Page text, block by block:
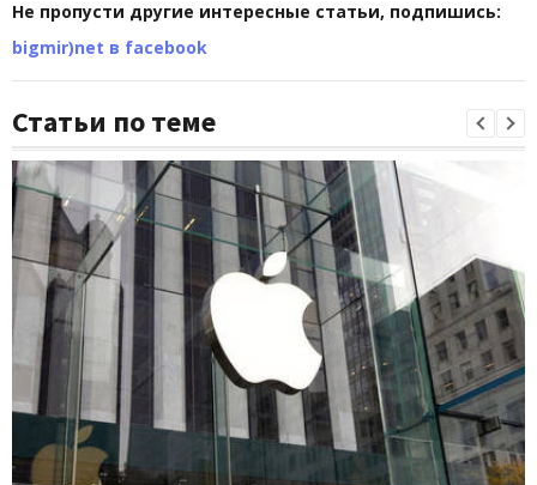
Не пропусти другие интересные статьи, подпишись:
bigmir)net в facebook
Статьи по теме